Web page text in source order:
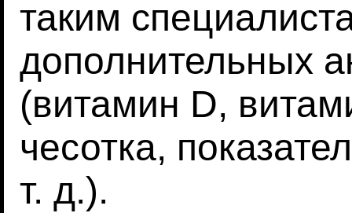
таким
дополнительных
(витамин D,
чесотка,
т. д.).